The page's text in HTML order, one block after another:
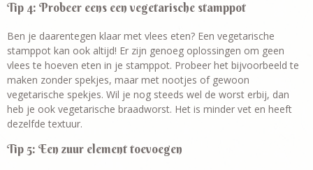
Tip 4: Probeer eens een vegetarische stamppot
Ben je daarentegen klaar met vlees eten? Een vegetarische
stamppot kan ook altijd! Er zijn genoeg oplossingen om geen
vlees te hoeven eten in je stamppot. Probeer het bijvoorbeeld te
maken zonder spekjes, maar met nootjes of gewoon
vegetarische spekjes. Wil je nog steeds wel de worst erbij, dan
heb je ook vegetarische braadworst. Het is minder vet en heeft
dezelfde textuur.
Tip 5: Een zuur element toevoegen